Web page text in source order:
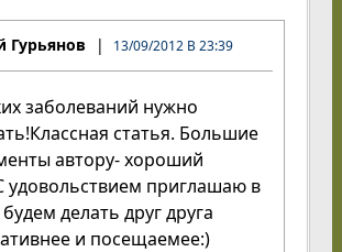
Гурьянов 13/09/2012 В 23:39
заболеваний нужно
статья. Большие
автору- хороший
удовольствием приглашаю в
делать друг друга
и посещаемее:)